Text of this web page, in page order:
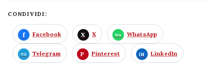
CONDIVIDI:
Facebook X WhatsApp
Telegram Pinterest LinkedIn